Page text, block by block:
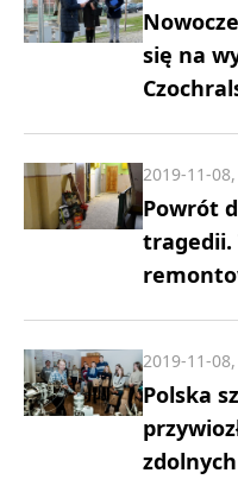
się na
Powrót
tragedii.
2019-11-
Polska
2019-11-